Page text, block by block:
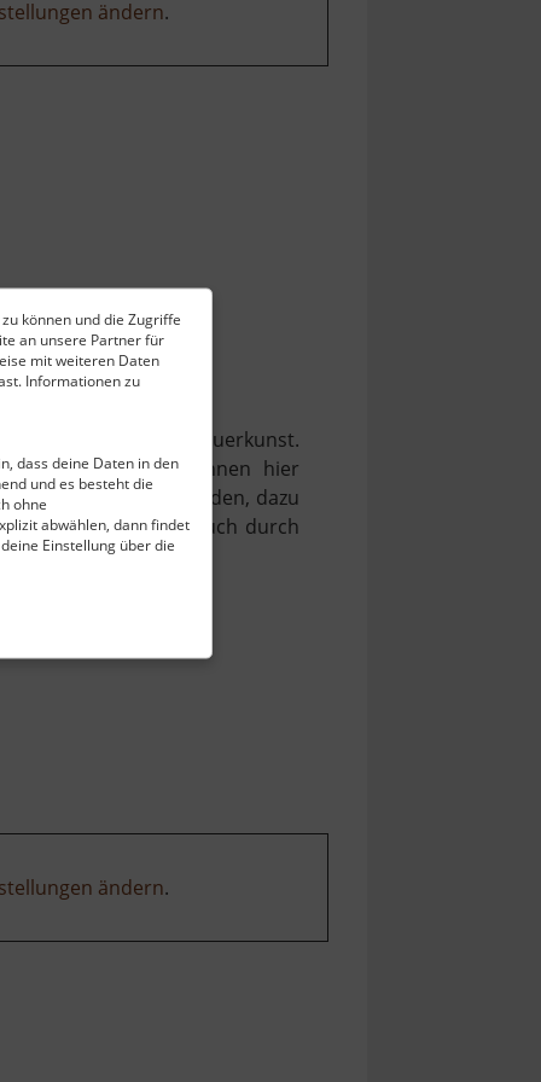
können und die Zugriffe
an unsere Partner für
mit weiteren Daten
Informationen zu
dass deine Daten in den
und es besteht die
ohne
abwählen, dann findet
Einstellung über die
ändern.
Holzbildhauerkunst.
1996, seit 2001 können hier
besichtigt werden, dazu
sollte man auch durch
ändern.